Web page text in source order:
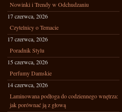
Nowinki i Trendy w Odchudzaniu
17 czerwca, 2026
Czytelnicy o Temacie
17 czerwca, 2026
Poradnik Stylu
15 czerwca, 2026
Perfumy Damskie
14 czerwca, 2026
Laminowana podłoga do codziennego wnętrza:
jak porównać ją z głową